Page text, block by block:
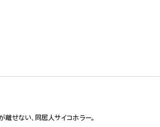
せない、同居人サイコホラー。